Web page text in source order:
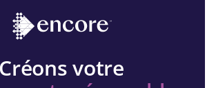
Créons votre